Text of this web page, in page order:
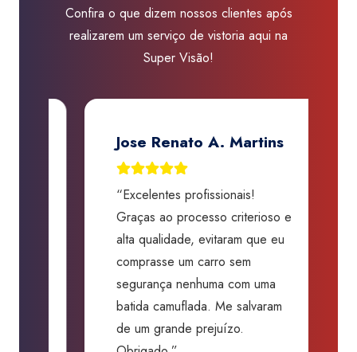
Confira o que dizem nossos clientes após
realizarem um serviço de vistoria aqui na
Super Visão!
Jose Renato A. Martins
“Excelentes profissionais!
Graças ao processo criterioso e
alta qualidade, evitaram que eu
comprasse um carro sem
segurança nenhuma com uma
batida camuflada. Me salvaram
de um grande prejuízo.